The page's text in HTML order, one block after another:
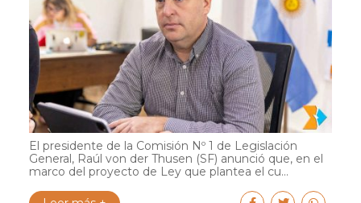
El presidente de la Comisión Nº 1 de Legislación
General, Raúl von der Thusen (SF) anunció que, en el
marco del proyecto de Ley que plantea el cu...